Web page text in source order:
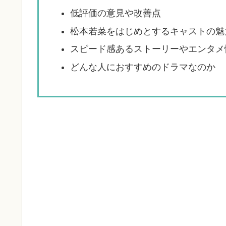
低評価の意見や改善点
松本若菜をはじめとするキャストの魅
スピード感あるストーリーやエンタ
どんな人におすすめのドラマなのか